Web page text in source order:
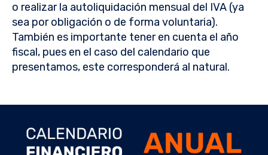
o realizar la autoliquidación mensual del IVA (ya
sea por obligación o de forma voluntaria).
También es importante tener en cuenta el año
fiscal, pues en el caso del calendario que
presentamos, este corresponderá al natural.